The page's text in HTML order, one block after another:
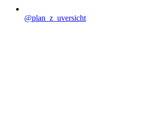
@plan_z_uversicht